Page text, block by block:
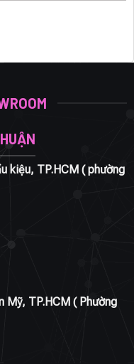
kiệu, TP.HCM ( phường
Mỹ, TP.HCM ( Phường